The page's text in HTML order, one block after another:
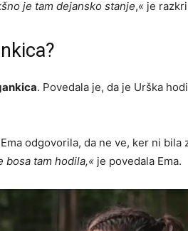
je tam dejansko stanje,« je
. Povedala je, da je Urška
odgovorila, da ne ve, ker ni bila
bosa tam hodila,« je povedala Ema.